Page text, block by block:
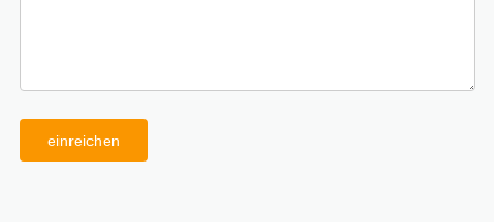
einreichen